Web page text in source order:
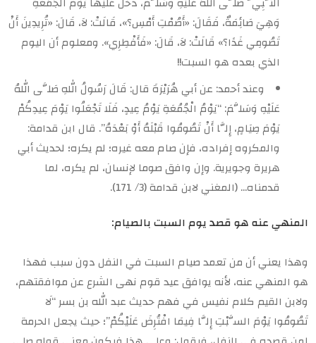
وَهِيَ صَائِمَةٌ، فَقَالَ: «أَصُمْتِ أَمْسِ؟»، قَالَتْ: لاَ، قَالَ: «تُرِيدِينَ أَنْ
تَصُومِي غَدًا؟» قَالَتْ: لاَ، قَالَ: «فَأَفْطِرِي». ومعلوم أن اليوم
الذي بعده هو السبت!!
وعند أحمد: عن أبي هُرَيْرَةَ قال: قَالَ رَسُولُ اللهِ صَلَّى اللهُ
عَلَيْهِ وَسَلَّمَ: “يَوْمُ الْجُمُعَةِ يَوْمُ عِيدٍ، فَلَا تَجْعَلُوا يَوْمَ عِيدِكُمْ
يَوْمَ صِيَامٍ، إِلَّا أَنْ تَصُومُوا قَبْلَهُ أَوْ بَعْدَهُ”. قال ابن قدامة:
والمكروه إفراده، فإن صام معه غيره؛ لم يكره؛ لحديث أبي
هريرة وجويرية. وإن وافق صوما لإنسان، لم يكره، لما
قدمناه… (المغني لابن قدامة (3/ 171).
المنهي عنه هو قصد يوم السبت بالصيام:
وهذا يعني أن من تعمد صيام السبت في النفل دون سبب فهذا
هو المنهي عنه، لأنه يوافق عيد قوم نهى الشرع عن موافقتهم،
ولابن القيم كلام نفيس في فهم حديث عبد الله بن بسر “لَا
تَصُومُوا يَوْمَ السَّبْتِ إِلَّا فِيمَا افْتُرِضَ عَلَيْكُمْ”؛ حيث يجعل الحرمة